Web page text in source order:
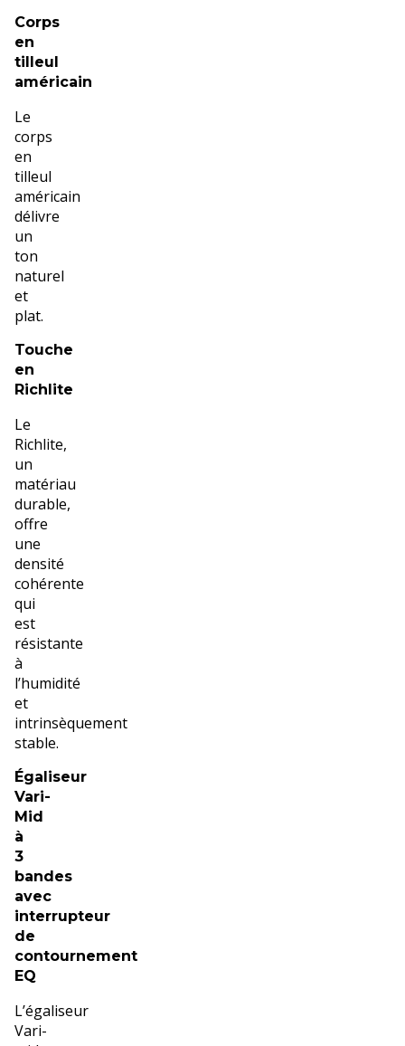
Corps
en
tilleul
américain
Le
corps
en
tilleul
américain
délivre
un
ton
naturel
et
plat.
Touche
en
Richlite
Le
Richlite,
un
matériau
durable,
offre
une
densité
cohérente
qui
est
résistante
à
l’humidité
et
intrinsèquement
stable.
Égaliseur
Vari-
Mid
à
3
bandes
avec
interrupteur
de
contournement
EQ
L’égaliseur
Vari-